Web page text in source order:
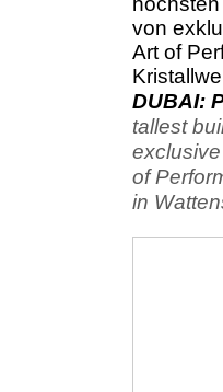
von
Art of
DUBAI:
tallest
of
in